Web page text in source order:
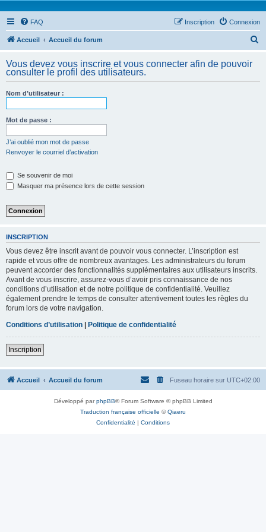
FAQ Connexion
Inscription
Accueil Accueil du forum
h
Vous devez vous inscrire et vous connecter afin de pouvoir
consulter le profil des utilisateurs.
Nom d’utilisateur :
Mot de passe :
J’ai oublié mon mot de passe
Renvoyer le courriel d’activation
Se souvenir de moi
Masquer ma présence lors de cette session
INSCRIPTION
Vous devez être inscrit avant de pouvoir vous connecter. L’inscription est
rapide et vous offre de nombreux avantages. Les administrateurs du forum
peuvent accorder des fonctionnalités supplémentaires aux utilisateurs inscrits.
Avant de vous inscrire, assurez-vous d’avoir pris connaissance de nos
conditions d’utilisation et de notre politique de confidentialité. Veuillez
également prendre le temps de consulter attentivement toutes les règles du
forum lors de votre navigation.
Conditions d’utilisation | Politique de confidentialité
Inscription
Accueil Accueil du forum Fuseau horaire sur UTC+02:00
Développé parphpBB® Forum Software © phpBB Limited
Traduction française officielle ©Qiaeru
Confidentialité | Conditions